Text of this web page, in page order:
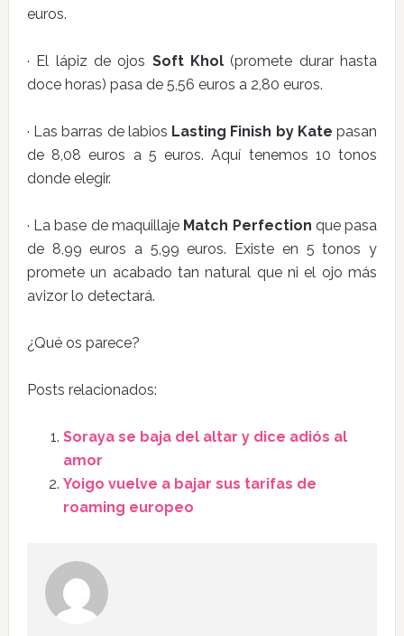
euros.
· El lápiz de ojos Soft Khol (promete durar hasta
doce horas) pasa de 5,56 euros a 2,80 euros.
· Las barras de labios Lasting Finish by Kate pasan
de 8,08 euros a 5 euros. Aquí tenemos 10 tonos
donde elegir.
· La base de maquillaje Match Perfection que pasa
de 8,99 euros a 5,99 euros. Existe en 5 tonos y
promete un acabado tan natural que ni el ojo más
avizor lo detectará.
¿Qué os parece?
Posts relacionados:
Soraya se baja del altar y dice adiós al
amor
Yoigo vuelve a bajar sus tarifas de
roaming europeo